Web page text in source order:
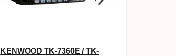
KENWOOD TK-7360E / TK-